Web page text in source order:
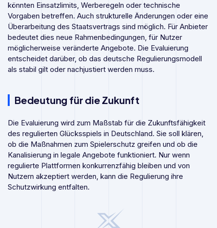
könnten Einsatzlimits, Werberegeln oder technische
Vorgaben betreffen. Auch strukturelle Änderungen oder eine
Überarbeitung des Staatsvertrags sind möglich. Für Anbieter
bedeutet dies neue Rahmenbedingungen, für Nutzer
möglicherweise veränderte Angebote. Die Evaluierung
entscheidet darüber, ob das deutsche Regulierungsmodell
als stabil gilt oder nachjustiert werden muss.
Bedeutung für die Zukunft
Die Evaluierung wird zum Maßstab für die Zukunftsfähigkeit
des regulierten Glücksspiels in Deutschland. Sie soll klären,
ob die Maßnahmen zum Spielerschutz greifen und ob die
Kanalisierung in legale Angebote funktioniert. Nur wenn
regulierte Plattformen konkurrenzfähig bleiben und von
Nutzern akzeptiert werden, kann die Regulierung ihre
Schutzwirkung entfalten.